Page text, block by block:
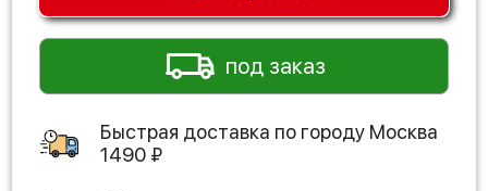
под заказ
Быстрая доставка по городу Москва
1490 ₽